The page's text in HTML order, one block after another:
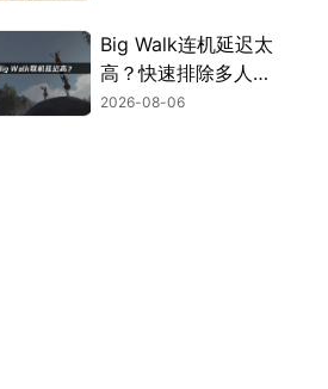
Big Walk连机延迟太
高？快速排除多人游
玩卡顿困扰！
2026-08-06